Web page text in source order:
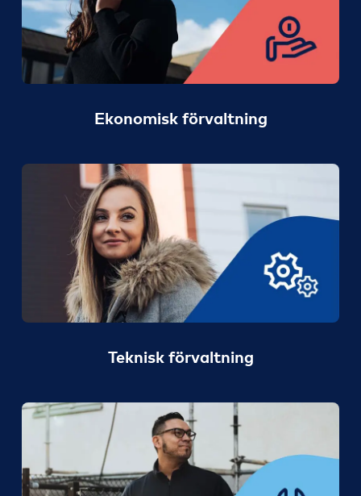
Ekonomisk förvaltning
Teknisk förvaltning